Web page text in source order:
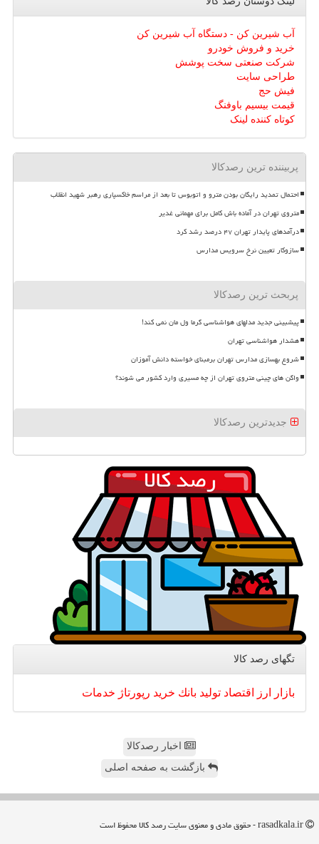
آب شیرین کن - دستگاه آب شیرین کن
خرید و فروش خودرو
شرکت صنعتی سخت پوشش
طراحی سایت
فیش حج
قیمت بیسیم باوفنگ
کوتاه کننده لینک
پربیننده ترین رصدکالا
احتمال تمدید رایگان بودن مترو و اتوبوس تا بعد از مراسم خاکسپاری رهبر شهید انقلاب
متروی تهران در آماده باش کامل برای مهمانی غدیر
درآمدهای پایدار تهران ۴۷ درصد رشد کرد
سازوکار تعیین نرخ سرویس مدارس
پربحث ترین رصدکالا
پیشبینی جدید مدلهای هواشناسی گرما ول مان نمی کند!
هشدار هواشناسی تهران
شروع بهسازی مدارس تهران برمبنای خواسته دانش آموزان
واگن های چینی متروی تهران از چه مسیری وارد کشور می شوند؟
جدیدترین رصدکالا
تگهای رصد كالا
بازار ارز اقتصاد تولید بانك خرید رپورتاژ خدمات
اخبار رصدکالا
بازگشت به صفحه اصلی